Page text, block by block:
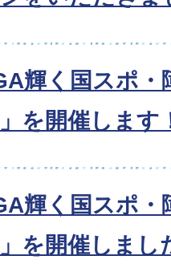
輝く国スポ
を開催します
輝く国スポ
を開催しまし